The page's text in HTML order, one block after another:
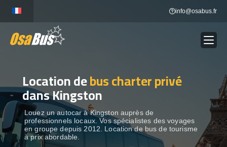
content
info@osabus.fr
LOCATION DE BUS Show dropdown
DESTINATIONS
OUR VÉHICULES
Location debus charter privé
dans Kingston
Louez un autocar à Kingston auprès de
professionnels locaux. Vos spécialistes des voyages
en groupe depuis 2012. Location de bus de tourisme
à prix abordable.